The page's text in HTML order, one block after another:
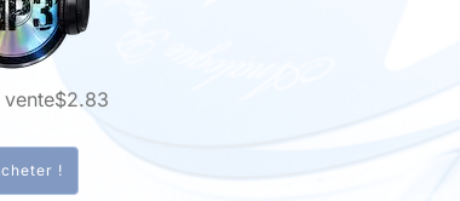
$2.83